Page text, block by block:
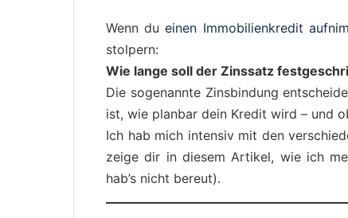
Wenn dueinen Immobilienkredit
stolpern:
Wie lange soll der Zinssatz
Die sogenannte Zinsbindung
ist, wie planbar dein Kredit wird – und
Ich hab mich intensiv mit den
zeige dir in diesem Artikel, wie ich
hab’s nicht bereut).